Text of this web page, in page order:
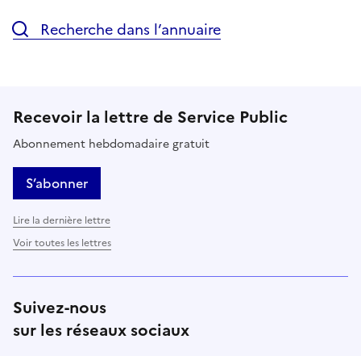
Recherche dans l’annuaire
Recevoir la lettre de Service Public
Abonnement hebdomadaire gratuit
S’abonner
Lire la dernière lettre
Voir toutes les lettres
Suivez-nous
sur les réseaux sociaux